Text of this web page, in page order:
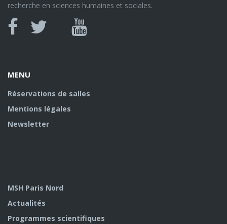
recherche en sciences humaines et sociales.
Canal
MENU
Réservations de salles
Mentions légales
Newsletter
MSH Paris Nord
Actualités
Programmes scientifiques